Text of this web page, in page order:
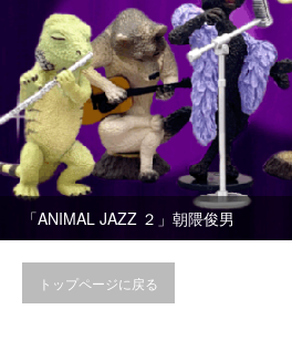
「ANIMAL JAZZ ２」朝隈俊男
トップページに戻る